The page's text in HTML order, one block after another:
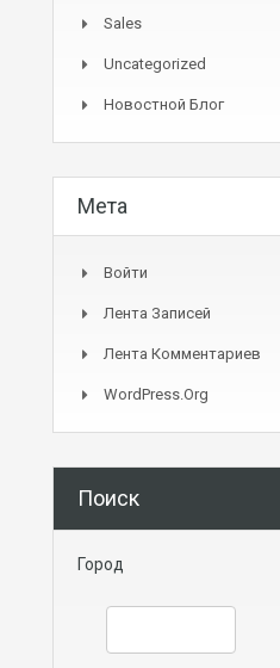
Sales
Uncategorized
Новостной Блог
Мета
Войти
Лента Записей
Лента Комментариев
WordPress.org
Поиск
Город